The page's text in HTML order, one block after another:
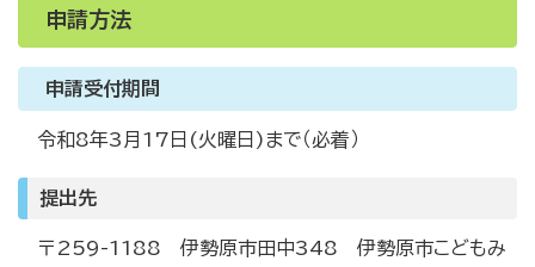
申請方法
申請受付期間
令和8年3月17日(火曜日)まで（必着）
提出先
〒259-1188 伊勢原市田中348 伊勢原市こどもみ